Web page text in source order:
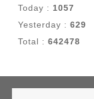
Today : 1057
Yesterday : 629
Total : 642478